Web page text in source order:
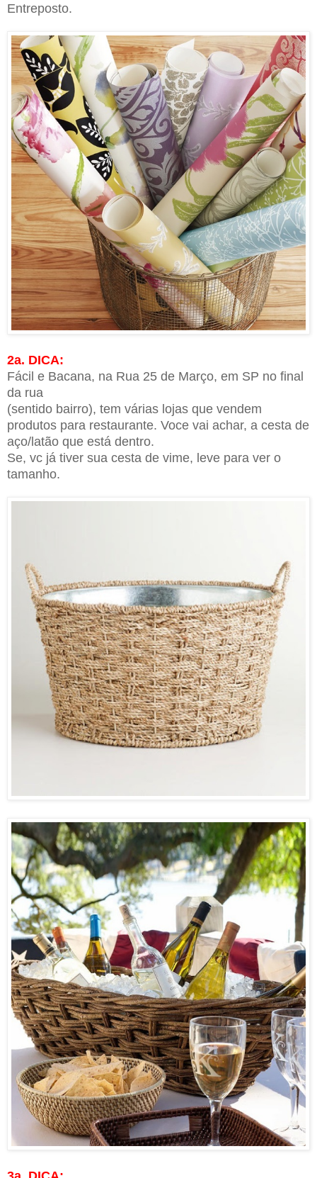
Entreposto.
2a. DICA:
Fácil e Bacana, na Rua 25 de Março, em SP no final
da rua
(sentido bairro), tem várias lojas que vendem
produtos para restaurante. Voce vai achar, a cesta de
aço/latão que está dentro.
Se, vc já tiver sua cesta de vime, leve para ver o
tamanho.